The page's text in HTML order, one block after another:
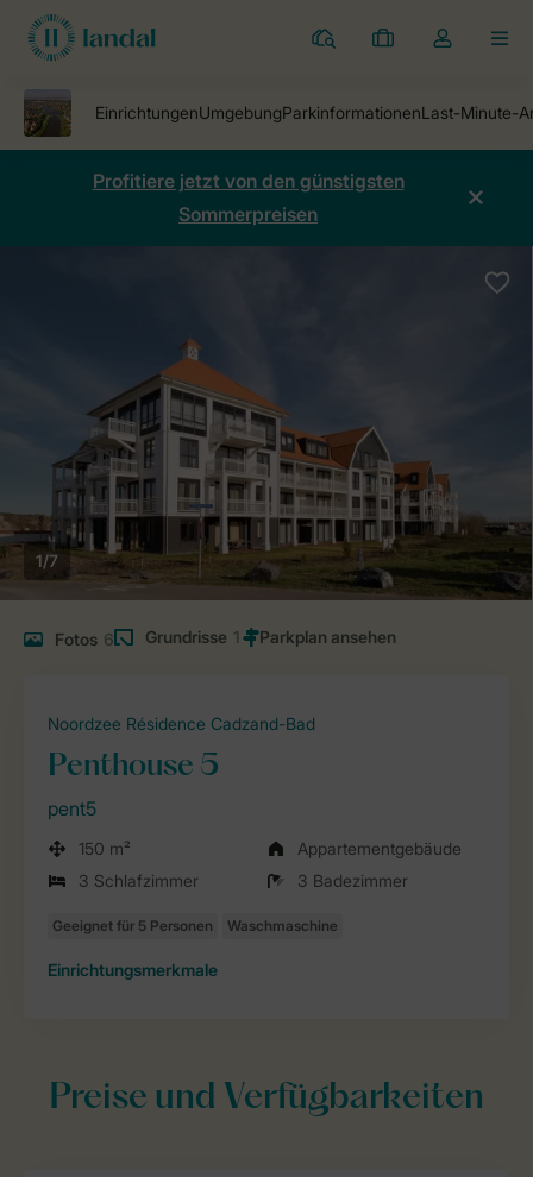
Ferienparks
Meine
Dropdown-
öffnen
Profitiere jetzt von den günstigsten
Sommerpreisen
1/7
Fotos 6 Grundrisse 1
Noordzee Résidence Cadzand-Bad
Penthouse 5
pent5
150 m²
Appartementgebäude
3 Schlafzimmer
3 Badezimmer
Einrichtungsmerkmale
Preise und Verfügbarkeiten